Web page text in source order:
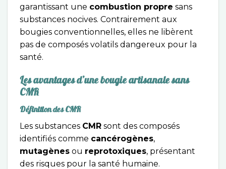
garantissant une combustion propre sans
substances nocives. Contrairement aux
bougies conventionnelles, elles ne libèrent
pas de composés volatils dangereux pour la
santé.
Les avantages d’une bougie artisanale sans
CMR
Définition des CMR
Les substances CMR sont des composés
identifiés comme cancérogènes,
mutagènes ou reprotoxiques, présentant
des risques pour la santé humaine.